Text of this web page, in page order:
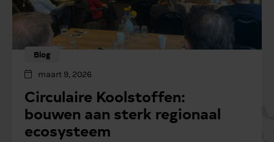
Blog
maart 9, 2026
Circulaire Koolstoffen:
bouwen aan sterk regionaal
ecosysteem